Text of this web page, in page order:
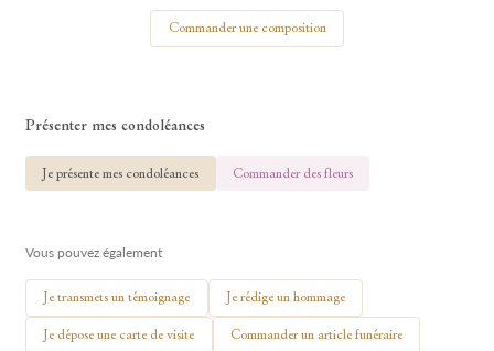
Votre nom
Commander une composition
Présenter mes condoléances
Je présente mes condoléances Commander des fleurs
Vous pouvez également
Je transmets un témoignage Je rédige un hommage
Je dépose une carte de visite Commander un article funéraire